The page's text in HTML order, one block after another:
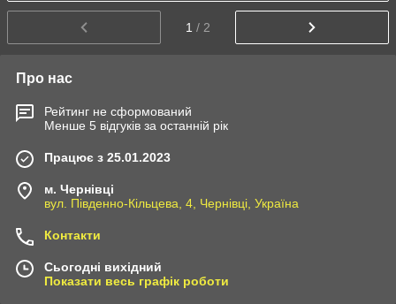
1 / 2
Про нас
Рейтинг не сформований
Менше 5 відгуків за останній рік
Працює з 25.01.2023
м. Чернівці
вул. Південно-Кільцева, 4, Чернівці, Україна
Контакти
Сьогодні вихідний
Показати весь графік роботи